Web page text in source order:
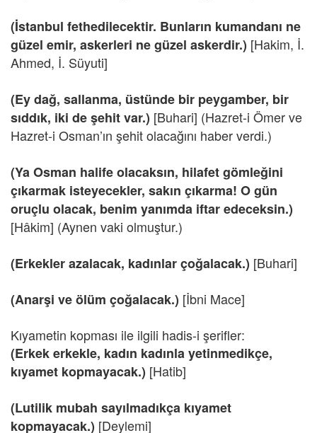
(İstanbul fethedilecektir. Bunların kumandanı ne
güzel emir, askerleri ne güzel askerdir.) [Hakim, İ.
Ahmed, İ. Süyuti]
(Ey dağ, sallanma, üstünde bir peygamber, bir
sıddık, iki de şehit var.) [Buhari] (Hazret-i Ömer ve
Hazret-i Osman’ın şehit olacağını haber verdi.)
(Ya Osman halife olacaksın, hilafet gömleğini
çıkarmak isteyecekler, sakın çıkarma! O gün
oruçlu olacak, benim yanımda iftar edeceksin.)
[Hâkim] (Aynen vaki olmuştur.)
(Erkekler azalacak, kadınlar çoğalacak.) [Buhari]
(Anarşi ve ölüm çoğalacak.) [İbni Mace]
Kıyametin kopması ile ilgili hadis-i şerifler:
(Erkek erkekle, kadın kadınla yetinmedikçe,
kıyamet kopmayacak.) [Hatib]
(Lutilik mubah sayılmadıkça kıyamet
kopmayacak.) [Deylemi]